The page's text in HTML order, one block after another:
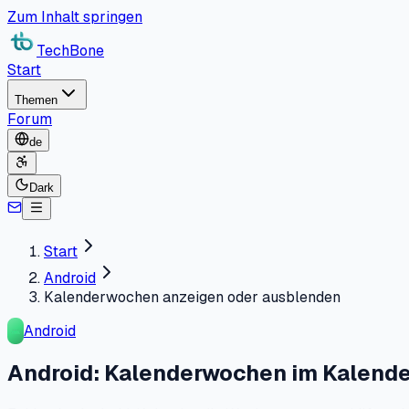
Zum Inhalt springen
TechBone
Start
Themen
Forum
de
Dark
Start
Android
Kalenderwochen anzeigen oder ausblenden
Android
Android: Kalenderwochen im